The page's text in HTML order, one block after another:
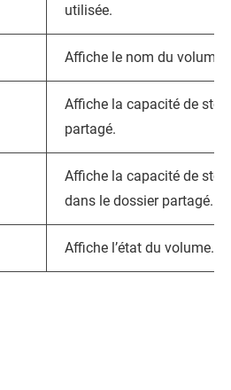
utilisée.
Affiche le nom du volume.
Affiche la capacité de
partagé.
Affiche la capacité de
dans le dossier partagé.
Affiche l’état du volume.